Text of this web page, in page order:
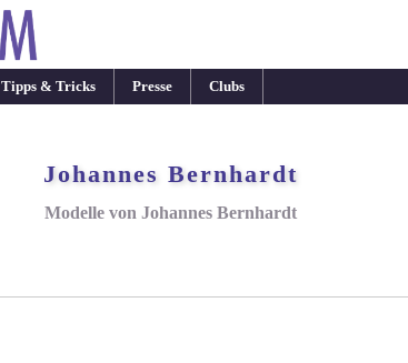
Tipps & Tricks Presse Clubs
Johannes Bernhardt
Modelle von Johannes Bernhardt